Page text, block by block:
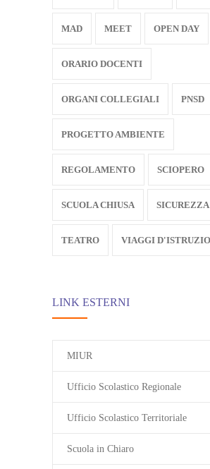
MAD MEET OPEN DAY
ORARIO DOCENTI
ORGANI COLLEGIALI PNSD
PROGETTO AMBIENTE
REGOLAMENTO SCIOPERO
SCUOLA CHIUSA SICUREZZA
TEATRO VIAGGI
LINK ESTERNI
MIUR
Ufficio Scolastico Regionale
Ufficio Scolastico Territoriale
Scuola in Chiaro